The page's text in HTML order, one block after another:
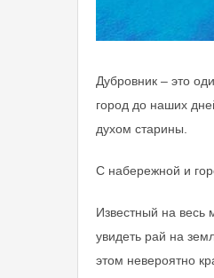
Дубровник – это
город до наших
духом старины.
С набережной и
Известный на
увидеть рай на
этом невероятно